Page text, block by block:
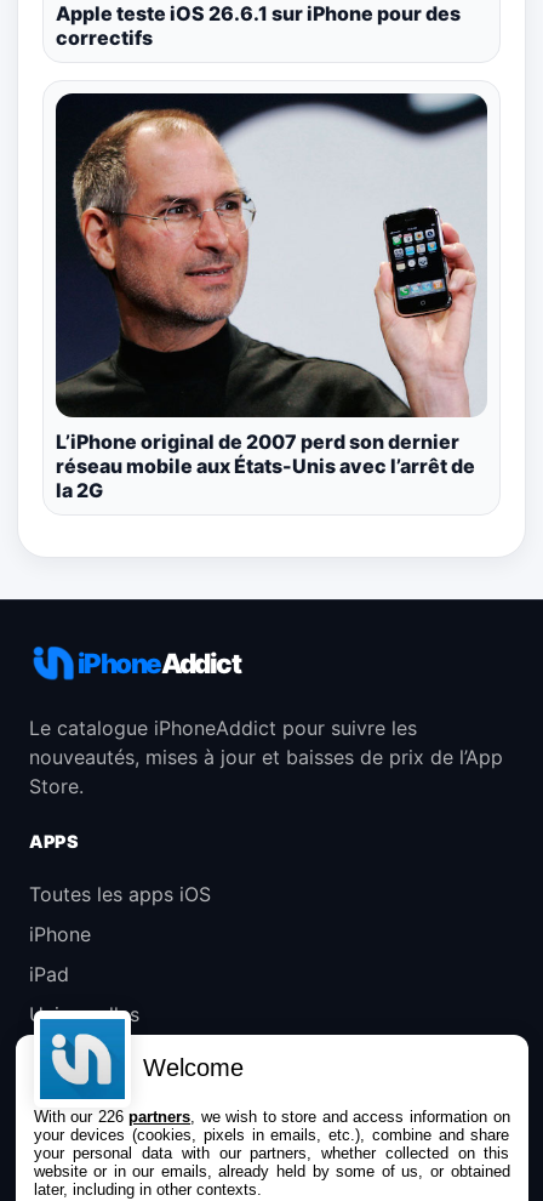
Apple teste iOS 26.6.1 sur iPhone pour des
correctifs
L’iPhone original de 2007 perd son dernier
réseau mobile aux États-Unis avec l’arrêt de
la 2G
iPhoneAddict
Le catalogue iPhoneAddict pour suivre les
nouveautés, mises à jour et baisses de prix de l’App
Store.
APPS
Toutes les apps iOS
iPhone
iPad
Universelles
Mac
Apple TV
IPHONEADDICT
Welcome
With our 226partners , we wish to store and access information on
your devices (cookies, pixels in emails, etc.), combine and share
your personal data with our partners, whether collected on this
website or in our emails, already held by some of us, or obtained
later, including in other contexts.